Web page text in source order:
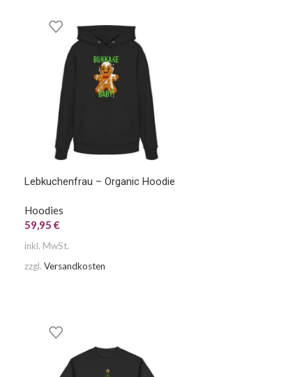
Lebkuchenfrau – Organic Hoodie
Hoodies
59,95€
inkl. MwSt.
zzgl.Versandkosten